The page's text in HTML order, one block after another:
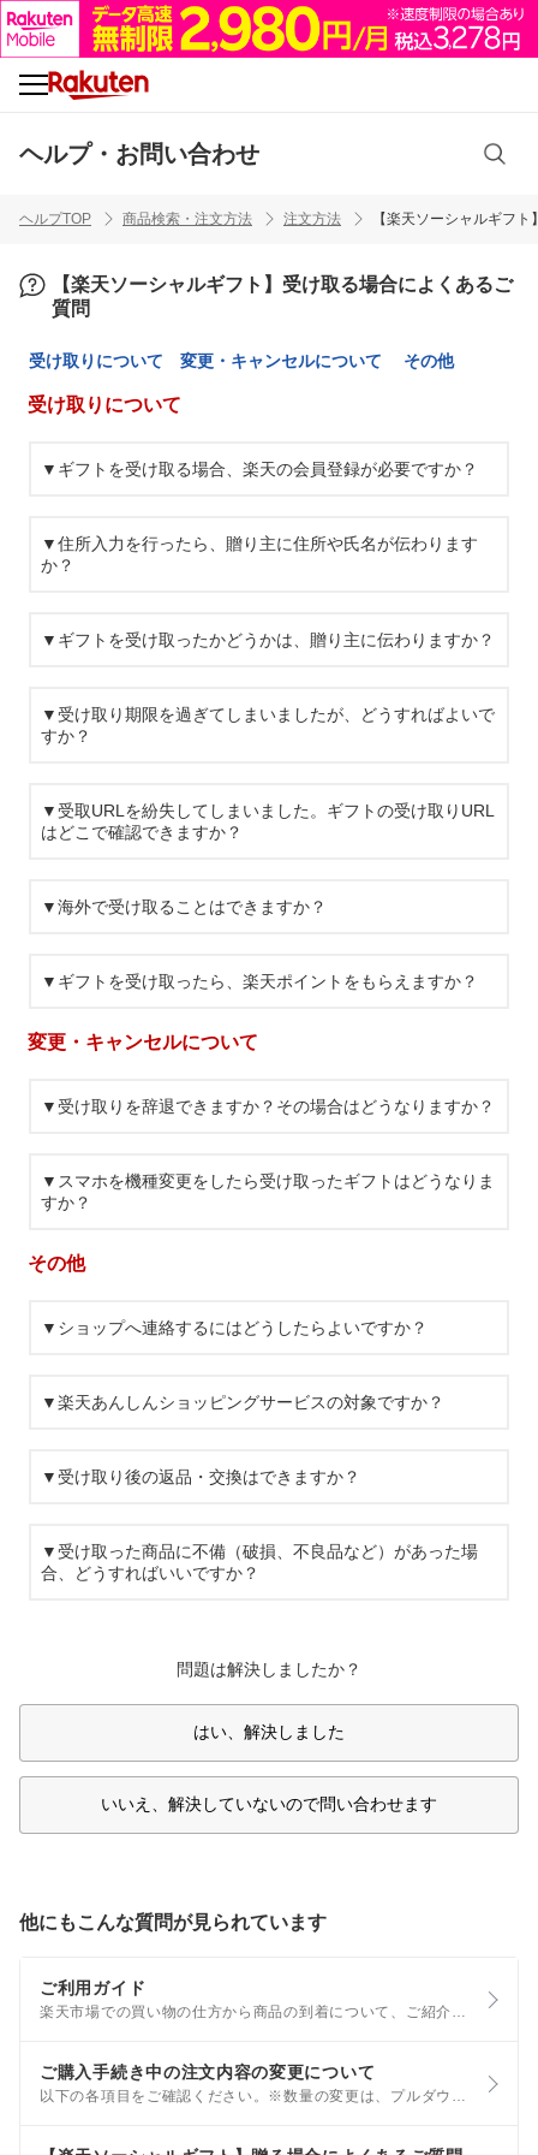
ヘルプ・お問い合わせ
ヘルプTOP 商品検索・注文方法 注文方法 【楽天ソーシャルギフ
【楽天ソーシャルギフト】受け取る場合によくあるご
質問
受け取りについて 変更・キャンセルについて その他
受け取りについて
▼ギフトを受け取る場合、楽天の会員登録が必要ですか？
▼住所入力を行ったら、贈り主に住所や氏名が伝わります
か？
▼ギフトを受け取ったかどうかは、贈り主に伝わりますか？
▼受け取り期限を過ぎてしまいましたが、どうすればよいで
すか？
▼受取URLを紛失してしまいました。ギフトの受け取りURL
はどこで確認できますか？
▼海外で受け取ることはできますか？
▼ギフトを受け取ったら、楽天ポイントをもらえますか？
変更・キャンセルについて
▼受け取りを辞退できますか？その場合はどうなりますか？
▼スマホを機種変更をしたら受け取ったギフトはどうなりま
すか？
その他
▼ショップへ連絡するにはどうしたらよいですか？
▼楽天あんしんショッピングサービスの対象ですか？
▼受け取り後の返品・交換はできますか？
▼受け取った商品に不備（破損、不良品など）があった場
合、どうすればいいですか？
問題は解決しましたか？
はい、解決しました
いいえ、解決していないので問い合わせます
他にもこんな質問が見られています
ご利用ガイド
楽天市場での買い物の仕方から商品の到着について、ご紹介いたします。 なお、お困りごとから調べたい場合は、こちらをご覧ください。 Step1 商品を探す 商品名、キーワードから検索する トップページ上部の検索BOXに、探している商品名、キーワードなどを入力して検索します。
ご購入手続き中の注文内容の変更について
以下の各項目をご確認ください。※数量の変更は、プルダウンにて変更可能です。 お届け日時の変更 お届け日時を変更する場合は、｢変更｣ボタンから変更できます。